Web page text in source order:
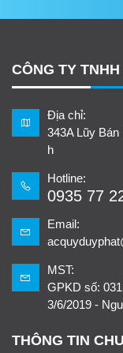
CÔNG TY
Địa chỉ:
343A Lũy
h
Hotline:
0935 77
Email:
MST:
GPKD số:
3/6/2019 -
THÔNG TIN